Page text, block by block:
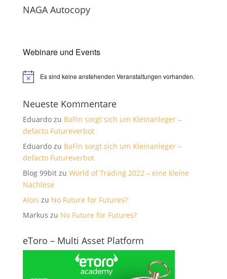
NAGA Autocopy
Webinare und Events
HinweisEs sind keine anstehenden Veranstaltungen vorhanden.
Neueste Kommentare
Eduardozu BaFin sorgt sich um Kleinanleger –
defacto Futureverbot
Eduardozu BaFin sorgt sich um Kleinanleger –
defacto Futureverbot
Blog 99bitzu World of Trading 2022 – eine kleine
Nachlese
Alois zu No Future for Futures?
Markus zu No Future for Futures?
eToro – Multi Asset Platform